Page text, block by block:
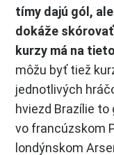
tímy dajú gól,
dokáže
kurzy má na
môžu byť tiež
jednotlivých
hviezd Brazílie to
vo francúzskom
londýnskom